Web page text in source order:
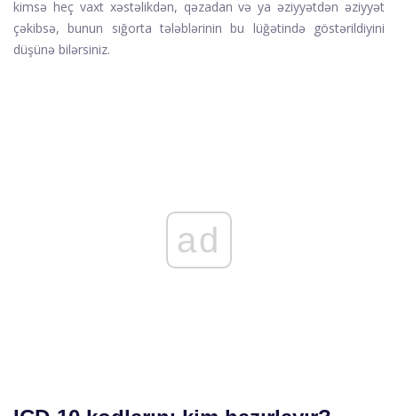
kimsə heç vaxt xəstəlikdən, qəzadan və ya əziyyətdən əziyyət
çəkibsə, bunun sığorta tələblərinin bu lüğətində göstərildiyini
düşünə bilərsiniz.
ad